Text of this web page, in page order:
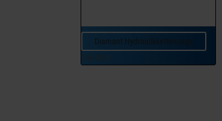
Diamant Hydraulikkettensäge